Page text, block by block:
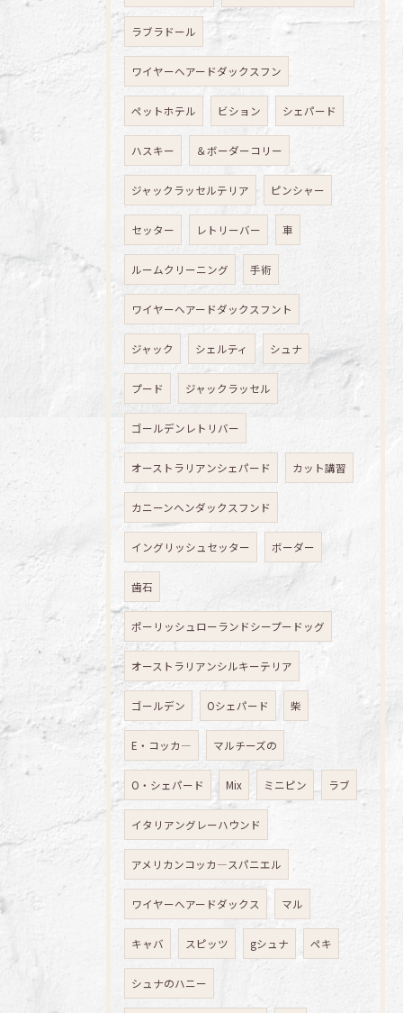
ラブラドール
ワイヤーヘアードダックスフン
ペットホテル ビション シェパード
ハスキー ＆ボーダーコリー
ジャックラッセルテリア ピンシャー
セッター レトリーバー 車
ルームクリーニング 手術
ワイヤーヘアードダックスフント
ジャック シェルティ シュナ
プード ジャックラッセル
ゴールデンレトリバー
オーストラリアンシェパード カット講習
カニーンヘンダックスフンド
イングリッシュセッター ボーダー
歯石
ポーリッシュローランドシープードッグ
オーストラリアンシルキーテリア
ゴールデン Oシェパード 柴
E・コッカ― マルチーズの
O・シェパード Mix ミニピン ラブ
イタリアングレーハウンド
アメリカンコッカ―スパニエル
ワイヤーへアードダックス マル
キャバ スピッツ gシュナ ペキ
シュナのハニー